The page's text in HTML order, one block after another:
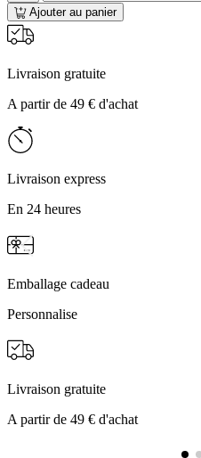
Ajouter au panier
Livraison gratuite
A partir de 49 € d'achat
Livraison express
En 24 heures
Emballage cadeau
Personnalise
Livraison gratuite
A partir de 49 € d'achat